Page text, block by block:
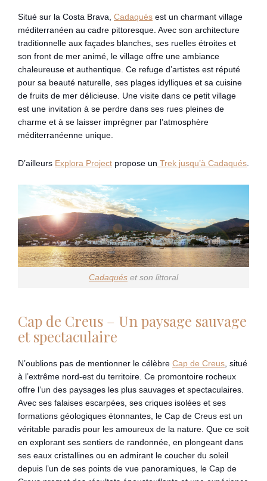
Situé sur la Costa Brava, Cadaqués est un charmant village
méditerranéen au cadre pittoresque. Avec son architecture
traditionnelle aux façades blanches, ses ruelles étroites et
son front de mer animé, le village offre une ambiance
chaleureuse et authentique. Ce refuge d’artistes est réputé
pour sa beauté naturelle, ses plages idylliques et sa cuisine
de fruits de mer délicieuse. Une visite dans ce petit village
est une invitation à se perdre dans ses rues pleines de
charme et à se laisser imprégner par l’atmosphère
méditerranéenne unique.
D’ailleurs Explora Project propose un Trek jusqu’à Cadaqués
Cadaqués et son littoral
Cap de Creus – Un paysage sauvage
et spectaculaire
N’oublions pas de mentionner le célèbre Cap de Creus, situé
à l’extrême nord-est du territoire. Ce promontoire rocheux
offre l’un des paysages les plus sauvages et spectaculaires.
Avec ses falaises escarpées, ses criques isolées et ses
formations géologiques étonnantes, le Cap de Creus est un
véritable paradis pour les amoureux de la nature. Que ce soit
en explorant ses sentiers de randonnée, en plongeant dans
ses eaux cristallines ou en admirant le coucher du soleil
depuis l’un de ses points de vue panoramiques, le Cap de